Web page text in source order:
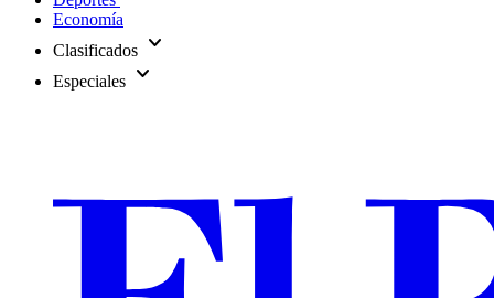
Economía
Clasificados expand_more
Especiales expand_more